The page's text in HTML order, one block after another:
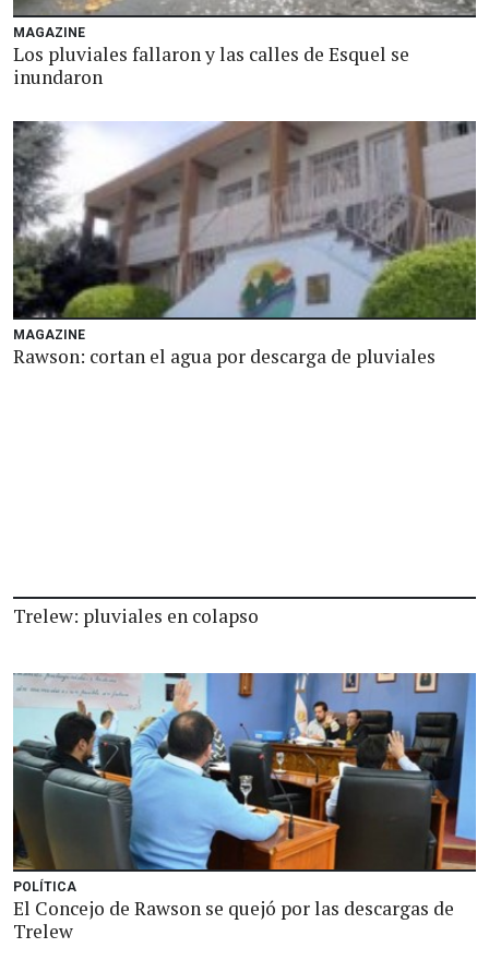
MAGAZINE
Los pluviales fallaron y las calles de Esquel se
inundaron
MAGAZINE
Rawson: cortan el agua por descarga de pluviales
Trelew: pluviales en colapso
POLÍTICA
El Concejo de Rawson se quejó por las descargas de
Trelew